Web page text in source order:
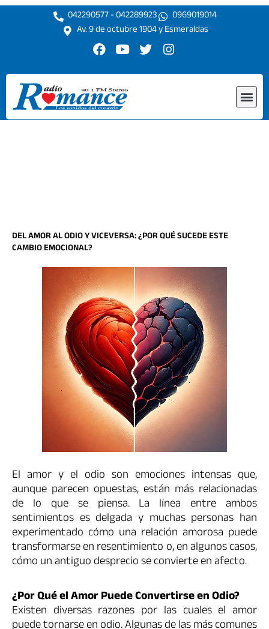
Ir
042290577 - 042289923
0969019014
Av. 9 de octubre 1904 y Esmeraldas
F
c
e
b
o
o
Y
u
t
u
b
e
T
i
r
I
s
r
DEL AMOR AL ODIO Y VICEVERSA: ¿POR QUÉ SUCEDE ESTE
CAMBIO EMOCIONAL?
El amor y el odio son emociones intensas que,
aunque parecen opuestas, están más relacionadas
de lo que se piensa. La línea entre ambos
sentimientos es delgada y muchas personas han
experimentado cómo una relación amorosa puede
transformarse en resentimiento o, en algunos casos,
cómo un antiguo desprecio se convierte en afecto.
¿Por Qué el Amor Puede Convertirse en Odio?
Existen diversas razones por las cuales el amor